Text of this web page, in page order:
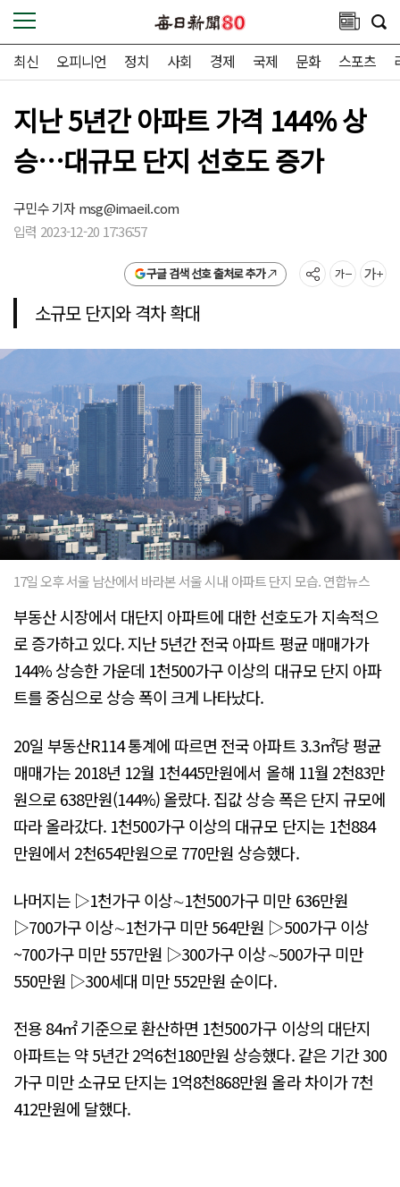
최신 오피니언 정치 사회 경제 국제 문화 스포츠
지난 5년간 아파트 가격 144% 상
승…대규모 단지 선호도 증가
구민수 기자msg@imaeil.com
입력 2023-12-20 17:36:57
구글 검색 선호 출처로 추가
소규모 단지와 격차 확대
17일 오후 서울 남산에서 바라본 서울 시내 아파트 단지 모습. 연합뉴스
부동산 시장에서 대단지 아파트에 대한 선호도가 지속적으
로 증가하고 있다. 지난 5년간 전국 아파트 평균 매매가가
144% 상승한 가운데 1천500가구 이상의 대규모 단지 아파
트를 중심으로 상승 폭이 크게 나타났다.
20일 부동산R114 통계에 따르면 전국 아파트 3.3㎡당 평균
매매가는 2018년 12월 1천445만원에서 올해 11월 2천83만
원으로 638만원(144%) 올랐다. 집값 상승 폭은 단지 규모에
따라 올라갔다. 1천500가구 이상의 대규모 단지는 1천884
만원에서 2천654만원으로 770만원 상승했다.
나머지는 ▷1천가구 이상∼1천500가구 미만 636만원
▷700가구 이상∼1천가구 미만 564만원 ▷500가구 이상
~700가구 미만 557만원 ▷300가구 이상∼500가구 미만
550만원 ▷300세대 미만 552만원 순이다.
전용 84㎡ 기준으로 환산하면 1천500가구 이상의 대단지
아파트는 약 5년간 2억6천180만원 상승했다. 같은 기간 300
가구 미만 소규모 단지는 1억8천868만원 올라 차이가 7천
412만원에 달했다.